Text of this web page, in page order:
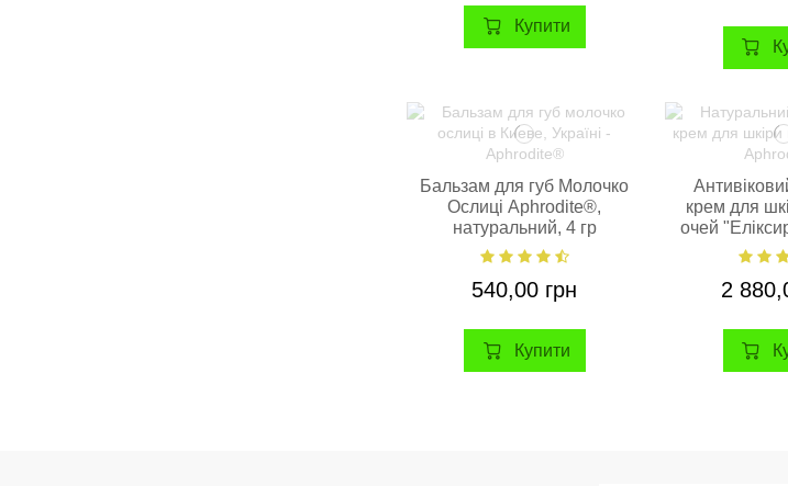
Купити
Бальзам для губ Молочко
Ослиці Aphrodite®,
натуральний, 4 гр
540,00 грн
Купити
крем для
очей
Aphrodite®,
30
2